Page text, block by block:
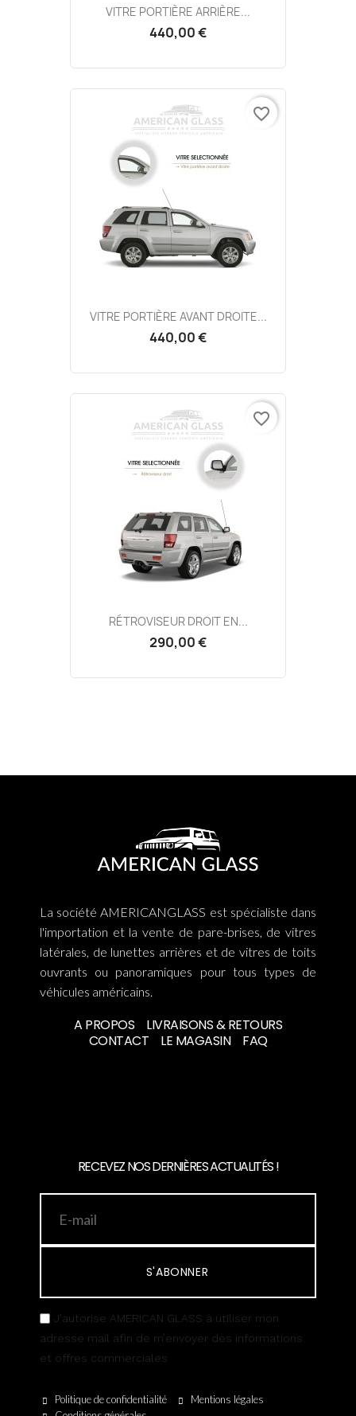
VITRE PORTIÈRE ARRIÈRE...
440,00 €
VITRE PORTIÈRE AVANT DROITE...
440,00 €
favorite_border
RÉTROVISEUR DROIT EN...
290,00 €
favorite_border
La société AMERICANGLASS est spécialiste dans
l'importation et la vente de pare-brises, de vitres
latérales, de lunettes arrières et de vitres de toits
ouvrants ou panoramiques pour tous types de
véhicules américains.
A PROPOS
LIVRAISONS & RETOURS
CONTACT
LE MAGASIN FAQ
RECEVEZ NOS DERNIÈRES ACTUALITÉS !
S'ABONNER
J’autorise AMERICAN GLASS à utiliser mon
adresse mail afin de m’envoyer des informations
et offres commerciales
Politique de confidentialité
Mentions légales